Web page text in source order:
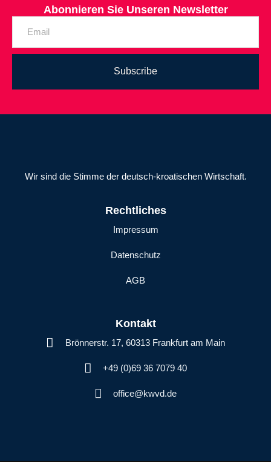
Abonnieren Sie Unseren Newsletter
Subscribe
Wir sind die Stimme der deutsch-kroatischen Wirtschaft.
Rechtliches
Impressum
Datenschutz
AGB
Kontakt
Brönnerstr. 17, 60313 Frankfurt am Main
+49 (0)69 36 7079 40
office@kwvd.de